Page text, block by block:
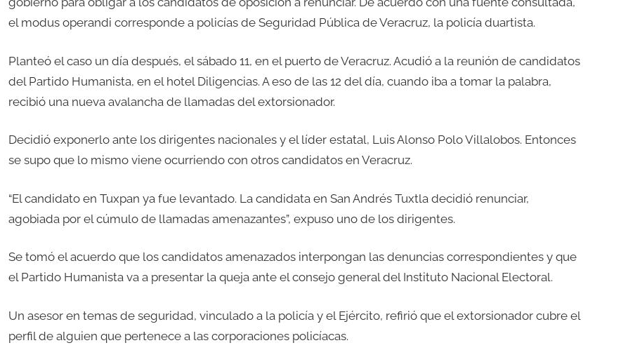
el modus operandi corresponde a policías de Seguridad Pública de Veracruz, la policía duartista.
Planteó el caso un día después, el sábado 11, en el puerto de Veracruz. Acudió a la reunión de candidatos
del Partido Humanista, en el hotel Diligencias. A eso de las 12 del día, cuando iba a tomar la palabra,
recibió una nueva avalancha de llamadas del extorsionador.
Decidió exponerlo ante los dirigentes nacionales y el líder estatal, Luis Alonso Polo Villalobos. Entonces
se supo que lo mismo viene ocurriendo con otros candidatos en Veracruz.
“El candidato en Tuxpan ya fue levantado. La candidata en San Andrés Tuxtla decidió renunciar,
agobiada por el cúmulo de llamadas amenazantes”, expuso uno de los dirigentes.
Se tomó el acuerdo que los candidatos amenazados interpongan las denuncias correspondientes y que
el Partido Humanista va a presentar la queja ante el consejo general del Instituto Nacional Electoral.
Un asesor en temas de seguridad, vinculado a la policía y el Ejército, refirió que el extorsionador cubre el
perfil de alguien que pertenece a las corporaciones policíacas.